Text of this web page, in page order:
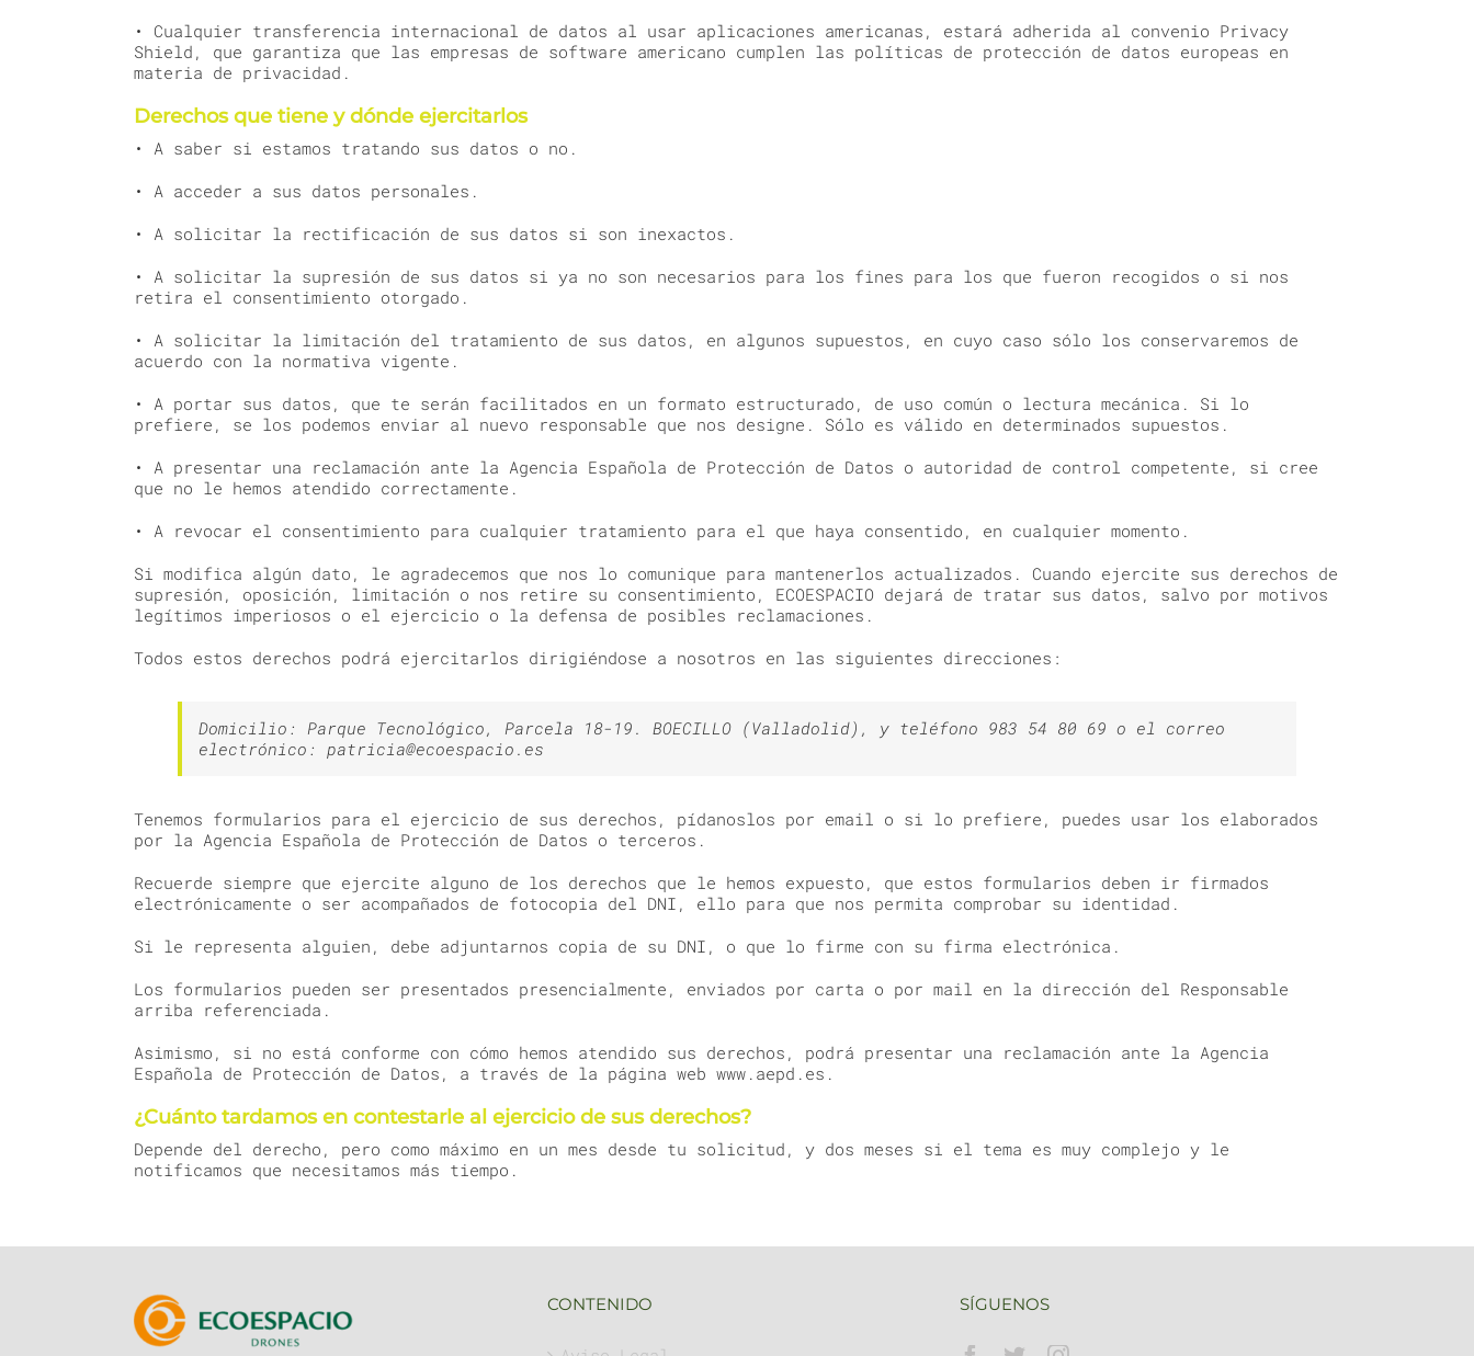
• Cualquier transferencia internacional de datos al usar aplicaciones americanas, estará adherida al convenio Privacy
Shield, que garantiza que las empresas de software americano cumplen las políticas de protección de datos europeas en
materia de privacidad.
Derechos que tiene y dónde ejercitarlos
• A saber si estamos tratando sus datos o no.
• A acceder a sus datos personales.
• A solicitar la rectificación de sus datos si son inexactos.
• A solicitar la supresión de sus datos si ya no son necesarios para los fines para los que fueron recogidos o si nos
retira el consentimiento otorgado.
• A solicitar la limitación del tratamiento de sus datos, en algunos supuestos, en cuyo caso sólo los conservaremos de
acuerdo con la normativa vigente.
• A portar sus datos, que te serán facilitados en un formato estructurado, de uso común o lectura mecánica. Si lo
prefiere, se los podemos enviar al nuevo responsable que nos designe. Sólo es válido en determinados supuestos.
• A presentar una reclamación ante la Agencia Española de Protección de Datos o autoridad de control competente, si cree
que no le hemos atendido correctamente.
• A revocar el consentimiento para cualquier tratamiento para el que haya consentido, en cualquier momento.
Si modifica algún dato, le agradecemos que nos lo comunique para mantenerlos actualizados. Cuando ejercite sus derechos de
supresión, oposición, limitación o nos retire su consentimiento, ECOESPACIO dejará de tratar sus datos, salvo por motivos
legítimos imperiosos o el ejercicio o la defensa de posibles reclamaciones.
Todos estos derechos podrá ejercitarlos dirigiéndose a nosotros en las siguientes direcciones:
Domicilio: Parque Tecnológico, Parcela 18-19. BOECILLO (Valladolid), y teléfono 983 54 80 69 o el correo
electrónico: patricia@ecoespacio.es
Tenemos formularios para el ejercicio de sus derechos, pídanoslos por email o si lo prefiere, puedes usar los elaborados
por la Agencia Española de Protección de Datos o terceros.
Recuerde siempre que ejercite alguno de los derechos que le hemos expuesto, que estos formularios deben ir firmados
electrónicamente o ser acompañados de fotocopia del DNI, ello para que nos permita comprobar su identidad.
Si le representa alguien, debe adjuntarnos copia de su DNI, o que lo firme con su firma electrónica.
Los formularios pueden ser presentados presencialmente, enviados por carta o por mail en la dirección del Responsable
arriba referenciada.
Asimismo, si no está conforme con cómo hemos atendido sus derechos, podrá presentar una reclamación ante la Agencia
Española de Protección de Datos, a través de la página web www.aepd.es.
¿Cuánto tardamos en contestarle al ejercicio de sus derechos?
Depende del derecho, pero como máximo en un mes desde tu solicitud, y dos meses si el tema es muy complejo y le
notificamos que necesitamos más tiempo.
CONTENIDO SÍGUENOS